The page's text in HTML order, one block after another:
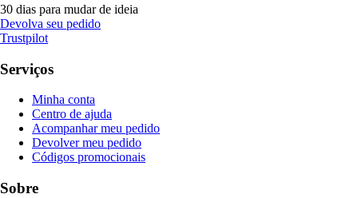
30 dias para mudar de ideia
Devolva seu pedido
Trustpilot
Serviços
Minha conta
Centro de ajuda
Acompanhar meu pedido
Devolver meu pedido
Códigos promocionais
Sobre